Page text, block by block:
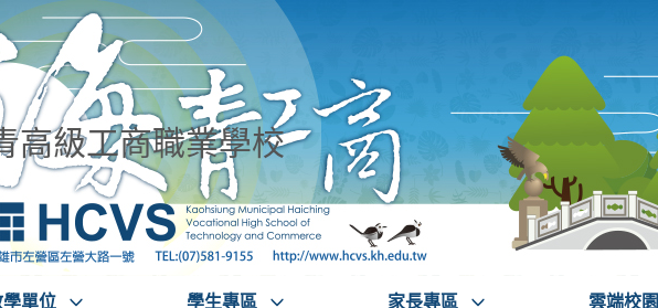
高級工商職業學校
單位 學生專區 家長專區 雲端校園